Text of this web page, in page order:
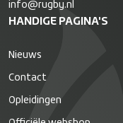
info@rugby.nl
HANDIGE PAGINA'S
Nieuws
Contact
Opleidingen